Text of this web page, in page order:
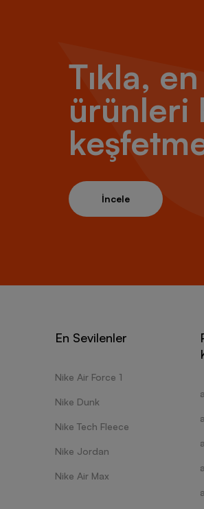
Tıkla,
ürünleri
İncele
En Sevilenler
Nike Air Force 1
Nike Dunk
Nike Tech Fleece
Nike Jordan
Nike Air Max